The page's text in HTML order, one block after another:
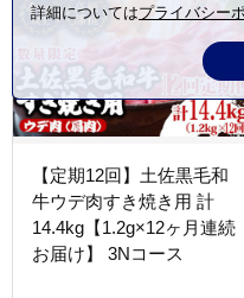
【定期12回】土佐黒毛和
牛ウデ肉すき焼き用 計
14.4kg【1.2g×12ヶ月連続
お届け】 3Nコース
詳細についてはプライバシー